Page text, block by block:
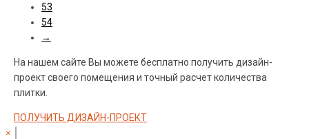
53
54
→
На нашем сайте Вы можете бесплатно получить дизайн-
проект своего помещения и точный расчет количества
плитки.
ПОЛУЧИТЬ ДИЗАЙН-ПРОЕКТ
×